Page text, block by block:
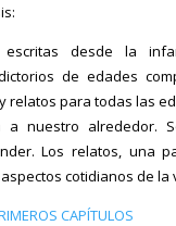
escritas desde la
de edades
relatos para todas las
a nuestro alrededor.
Los relatos, una
cotidianos de la
CAPÍTULOS